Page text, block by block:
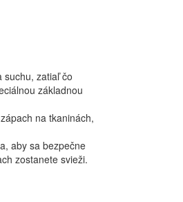
suchu, zatiaľ čo
základnou
na tkaninách,
aby sa bezpečne
zostanete svieži.